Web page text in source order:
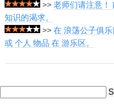
>> 老师们请注意！
知识的渴求。
>> 在 浪荡公子俱
或 个人 物品 在 游乐区。